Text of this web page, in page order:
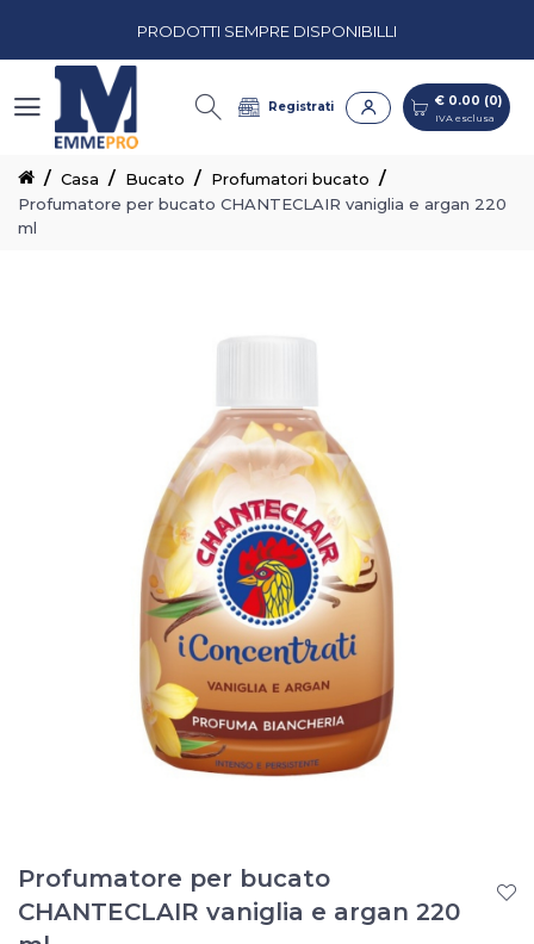
PRODOTTI SEMPRE DISPONIBILLI
PREVENTIVI PERSONALIZZATI
CASH & CARRY CON CORSIE ORGANIZZATE
PRODOTTI SEMPRE DISPONIBILLI
Registrati € 0.00 (0)
IVA esclusa
Casa Bucato
Profumatori bucato
Profumatore per bucato CHANTECLAIR vaniglia e argan 220
ml
Profumatore per bucato
CHANTECLAIR vaniglia e argan 220